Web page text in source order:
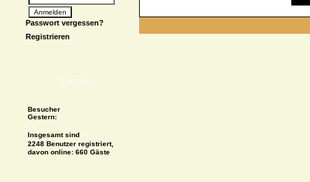
Passwort vergessen?
Registrieren
STATUS
Besucher
Gestern:
Insgesamt sind
2248 Benutzer registriert,
davon online: 660 Gäste